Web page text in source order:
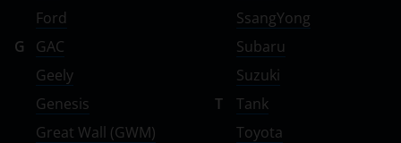
Ford
G
GAC
Geely
Genesis
Great Wall (GWM)
SsangYong
Subaru
Suzuki
T
Tank
Toyota